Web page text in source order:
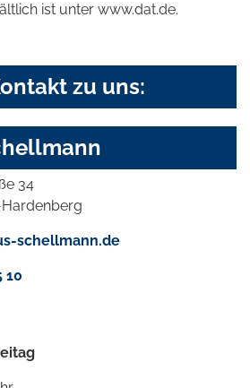
ist unter www.dat.de.
zu uns:
34
schellmann.de
10